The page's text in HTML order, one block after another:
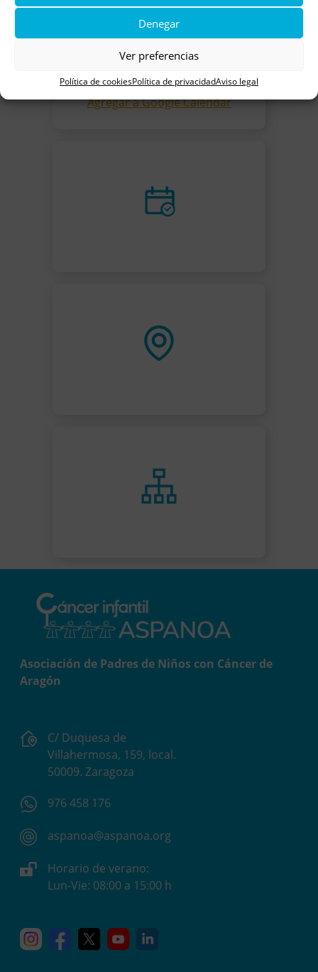
Denegar
Ver preferencias
Política de cookiesPolítica de privacidadAviso legal
Agregar a Google Calendar
Asociación de Padres de Niños con Cáncer de
Aragón
C/ Duquesa de
Villahermosa, 159, local.
50009. Zaragoza
976 458 176
aspanoa@aspanoa.org
Horario de verano:
Lun-Vie: 08:00 a 15:00 h
InstagramFacebook
X YouTube